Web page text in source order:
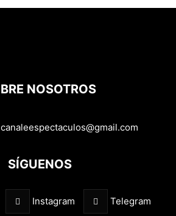
NOSOTROS
canaleespectaculos@gmail.com
SÍGUENOS
Instagram Telegram